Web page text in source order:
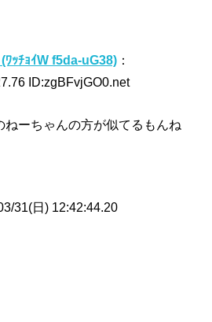
ﾜｯﾁｮｲW f5da-uG38) ：
ID:zgBFvjGO0.net
ねーちゃんの方が似てるもんね
31(日) 12:42:44.20